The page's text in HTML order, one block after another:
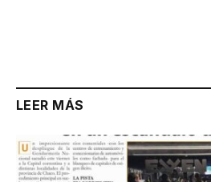
LEER MÁS